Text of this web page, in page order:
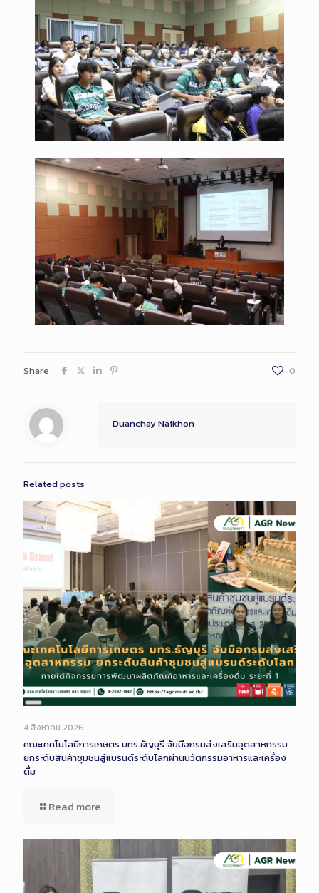
Share 0
Duanchay Naikhon
Related posts
Long
Description
4 สิงหาคม 2026
คณะเทคโนโลยีการเกษตร มทร.ธัญบุรี จับมือกรมส่งเสริมอุตสาหกรรม
ยกระดับสินค้าชุมชนสู่แบรนด์ระดับโลกผ่านนวัตกรรมอาหารและเครื่อง
ดื่ม
Read more